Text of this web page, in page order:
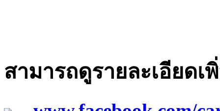
สามารถดูรายละเอียดเ